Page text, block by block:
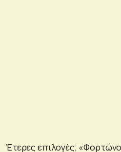
Έτερες επιλογές;